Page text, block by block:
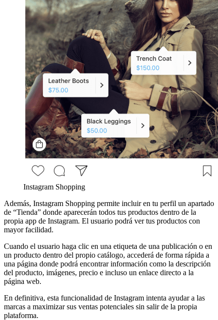
Instagram Shopping
Además, Instagram Shopping permite incluir en tu perfil un apartado
de “Tienda” donde aparecerán todos tus productos dentro de la
propia app de Instagram. El usuario podrá ver tus productos con
mayor facilidad.
Cuando el usuario haga clic en una etiqueta de una publicación o en
un producto dentro del propio catálogo, accederá de forma rápida a
una página donde podrá encontrar información como la descripción
del producto, imágenes, precio e incluso un enlace directo a la
página web.
En definitiva, esta funcionalidad de Instagram intenta ayudar a las
marcas a maximizar sus ventas potenciales sin salir de la propia
plataforma.